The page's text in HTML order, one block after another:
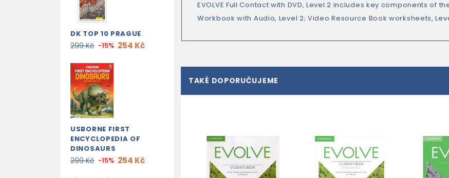
DK TOP 10 PRAGUE
299 Kč -15% 254 Kč
USBORNE FIRST
ENCYCLOPEDIA OF
DINOSAURS
299 Kč -15% 254 Kč
EVOLVE Full Contact with DVD, Level 2 includes key components of
Workbook with Audio, Level 2; Video Resource Book worksheets,
TAKÉ DOPORUČUJEME